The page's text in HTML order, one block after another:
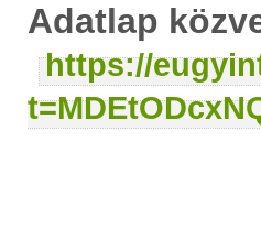
Adatlap
https://